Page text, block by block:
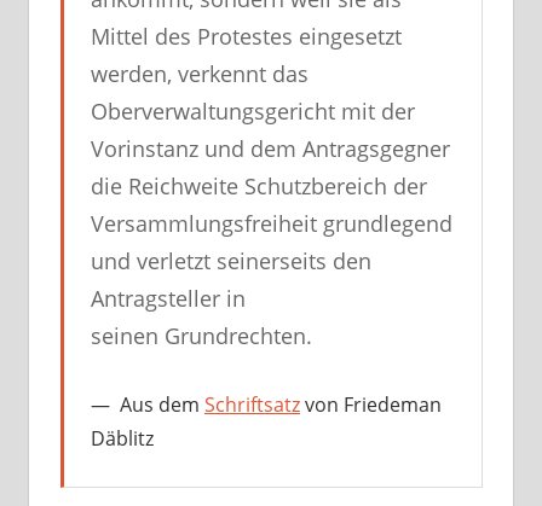
Mittel des Protestes eingesetzt
werden, verkennt das
Oberverwaltungsgericht mit der
Vorinstanz und dem Antragsgegner
die Reichweite Schutzbereich der
Versammlungsfreiheit grundlegend
und verletzt seinerseits den
Antragsteller in
seinen Grundrechten.
Aus dem Schriftsatzvon Friedeman
Däblitz